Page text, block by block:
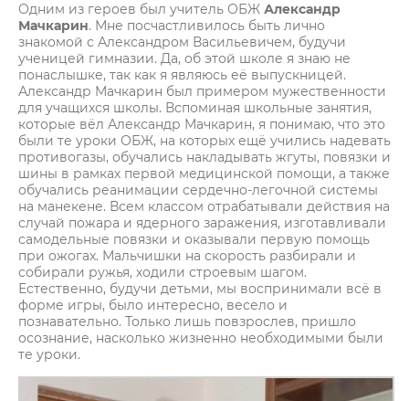
Одним из героев был учитель ОБЖ Александр
Мачкарин. Мне посчастливилось быть лично
знакомой с Александром Васильевичем, будучи
ученицей гимназии. Да, об этой школе я знаю не
понаслышке, так как я являюсь её выпускницей.
Александр Мачкарин был примером мужественности
для учащихся школы. Вспоминая школьные занятия,
которые вёл Александр Мачкарин, я понимаю, что это
были те уроки ОБЖ, на которых ещё учились надевать
противогазы, обучались накладывать жгуты, повязки и
шины в рамках первой медицинской помощи, а также
обучались реанимации сердечно-легочной системы
на манекене. Всем классом отрабатывали действия на
случай пожара и ядерного заражения, изготавливали
самодельные повязки и оказывали первую помощь
при ожогах. Мальчишки на скорость разбирали и
собирали ружья, ходили строевым шагом.
Естественно, будучи детьми, мы воспринимали всё в
форме игры, было интересно, весело и
познавательно. Только лишь повзрослев, пришло
осознание, насколько жизненно необходимыми были
те уроки.